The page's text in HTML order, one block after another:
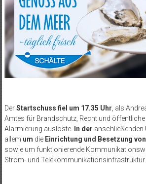
DerStartschuss fiel um 17.35 Uhr, als
Amtes für Brandschutz, Recht und öffentliche
Alarmierung auslöste. In der anschließenden
allem um die Einrichtung und Besetzung
sowie um funktionierende
Strom- und Telekommunikationsinfrastruktur.